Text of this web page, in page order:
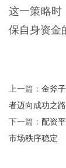
这一策略时
保自身资金
上一篇： 金斧
者迈向成功之路
下一篇： 配资
市场秩序稳定